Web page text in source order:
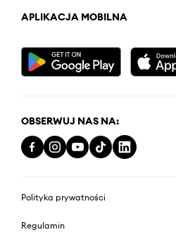
APLIKACJA MOBILNA
OBSERWUJ NAS NA:
Polityka prywatności
Regulamin